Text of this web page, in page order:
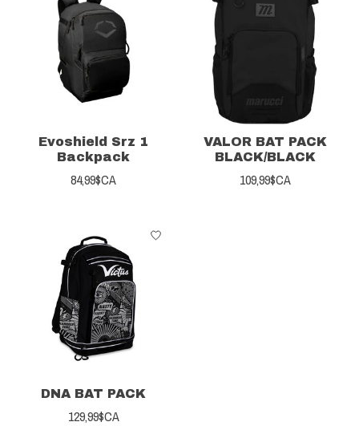
Evoshield Srz 1
Backpack
84,99$CA
VALOR BAT PACK
BLACK/BLACK
109,99$CA
DNA BAT PACK
129,99$CA